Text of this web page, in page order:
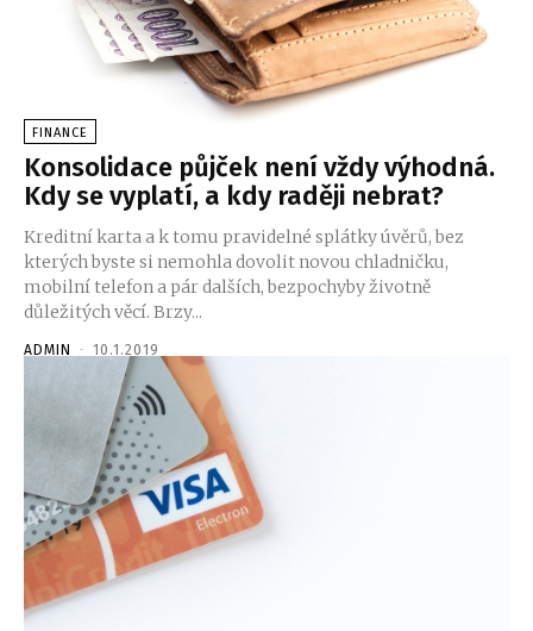
FINANCE
Konsolidace půjček není vždy výhodná.
Kdy se vyplatí, a kdy raději nebrat?
Kreditní karta a k tomu pravidelné splátky úvěrů, bez
kterých byste si nemohla dovolit novou chladničku,
mobilní telefon a pár dalších, bezpochyby životně
důležitých věcí. Brzy...
ADMIN - 10.1.2019